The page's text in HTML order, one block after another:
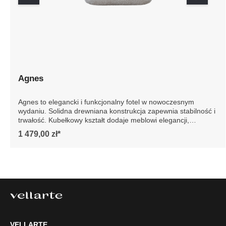
Agnes to elegancki i funkcjonalny fotel w nowoczesnym
stabilność i trwałość. Kubełkowy kształt dodaje meblowi
elegancji, podkreślając jego nowoczesny design. Idealny
do każdego wnętrza, fotel Agnes to gwarancja luksusu i
gabarytowe ze względu na manualnie wykonanie mebli
1 479,00 zł*
Tel. 61 477 77 87